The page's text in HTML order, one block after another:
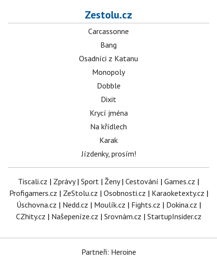
Zestolu.cz
Carcassonne
Bang
Osadníci z Katanu
Monopoly
Dobble
Dixit
Krycí jména
Na křídlech
Karak
Jízdenky, prosím!
Tiscali.cz | Zprávy| Sport | Ženy| Cestování | Games.cz |
Profigamers.cz | ZeStolu.cz | Osobnosti.cz | Karaoketexty.cz |
Úschovna.cz | Nedd.cz | Moulík.cz | Fights.cz | Dokina.cz |
CZhity.cz | Našepeníze.cz | Srovnám.cz | StartupInsider.cz
Partneři: Heroine